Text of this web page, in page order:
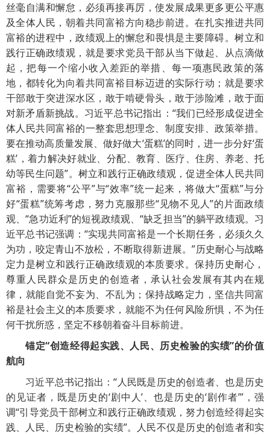
丝毫自满和懈怠，必须再接再厉，使发展成果更多更公平惠
及全体人民，朝着共同富裕方向稳步前进。在扎实推进共同
富裕的进程中，政绩观上的懈怠和畏惧是主要障碍。树立和
践行正确政绩观，就是要求党员干部从当下做起、从点滴做
起，把每一个缩小收入差距的举措、每一项惠民政策的落
地，都转化为向着共同富裕目标迈进的实际行动；就是要求
干部敢于突进深水区，敢于啃硬骨头，敢于涉险滩，敢于面
对新矛盾新挑战。习近平总书记指出：“我们已经形成促进全
体人民共同富裕的一整套思想理念、制度安排、政策举措。
要在推动高质量发展、做好做大‘蛋糕’的同时，进一步分好‘蛋
糕’，着力解决好就业、分配、教育、医疗、住房、养老、托
幼等民生问题”。树立和践行正确政绩观，促进全体人民共同
富裕，需要将“公平”与“效率”统一起来，将做大“蛋糕”与分
好“蛋糕”统筹考虑，努力克服那些“见物不见人”的片面政绩
观、“急功近利”的短视政绩观、“缺乏担当”的躺平政绩观。习
近平总书记强调：“实现共同富裕是一个长期任务，必须久久
为功，咬定青山不放松，不断取得新进展。”历史耐心与战略
定力是树立和践行正确政绩观的本质要求。保持历史耐心，
尊重人民群众是历史的创造者，承认社会发展有其内在规
律，就能自觉不妄为、不乱为；保持战略定力，坚信共同富
裕是社会主义的本质要求，就能不为任何风险所惧，不为任
何干扰所惑，坚定不移朝着奋斗目标前进。
锚定“创造经得起实践、人民、历史检验的实绩”的价值
航向
习近平总书记指出：“人民既是历史的创造者、也是历史
的见证者，既是历史的‘剧中人’、也是历史的‘剧作者’”，强
调“引导党员干部树立和践行正确政绩观，努力创造经得起实
践、人民、历史检验的实绩”。人民不仅是历史的创造者和实